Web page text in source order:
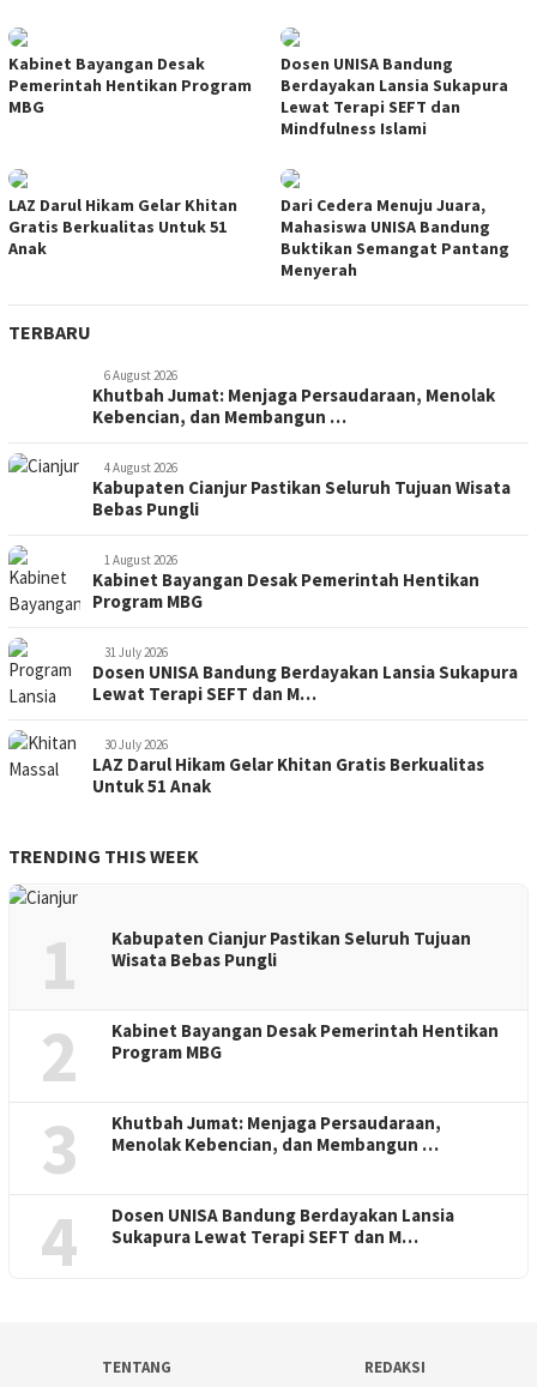
Kabinet Bayangan Desak
Pemerintah Hentikan Program
MBG
Dosen UNISA Bandung
Berdayakan Lansia Sukapura
Lewat Terapi SEFT dan
Mindfulness Islami
LAZ Darul Hikam Gelar Khitan
Gratis Berkualitas Untuk 51
Anak
Dari Cedera Menuju Juara,
Mahasiswa UNISA Bandung
Buktikan Semangat Pantang
Menyerah
TERBARU
6 August 2026
Khutbah Jumat: Menjaga Persaudaraan, Menolak
Kebencian, dan Membangun …
4 August 2026
Kabupaten Cianjur Pastikan Seluruh Tujuan Wisata
Bebas Pungli
1 August 2026
Kabinet Bayangan Desak Pemerintah Hentikan
Program MBG
31 July 2026
Dosen UNISA Bandung Berdayakan Lansia Sukapura
Lewat Terapi SEFT dan M…
30 July 2026
LAZ Darul Hikam Gelar Khitan Gratis Berkualitas
Untuk 51 Anak
TRENDING THIS WEEK
1
Kabupaten Cianjur Pastikan Seluruh Tujuan
Wisata Bebas Pungli
2
Kabinet Bayangan Desak Pemerintah Hentikan
Program MBG
3
Khutbah Jumat: Menjaga Persaudaraan,
Menolak Kebencian, dan Membangun …
4
Dosen UNISA Bandung Berdayakan Lansia
Sukapura Lewat Terapi SEFT dan M…
TENTANG REDAKSI